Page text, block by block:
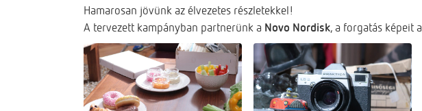
Hamarosan jövünk az élvezetes részletekkel!
A tervezett kampányban partnerünk a Novo Nordisk, a forgatás képeit a